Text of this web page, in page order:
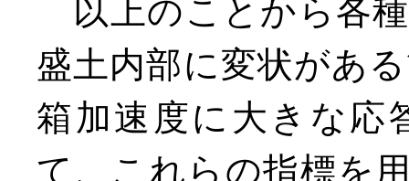
以上のことから各
盛土内部に変状があ
箱加速度に大きな応
て、これらの指標を